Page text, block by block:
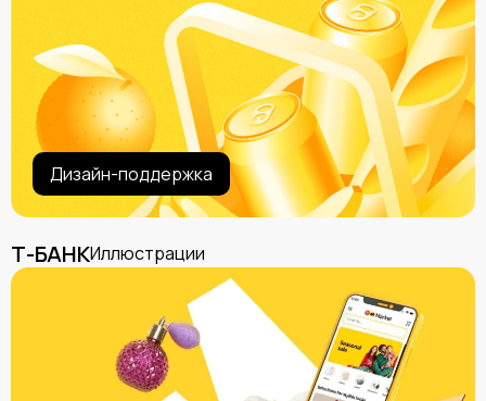
Дизайн-поддержка
Т-БАНКИллюстрации